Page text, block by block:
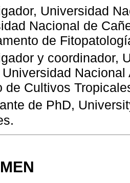
Universidad
Nacional de
de
y coordinador,
de Cultivos
de PhD,